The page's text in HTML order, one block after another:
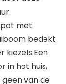
pot met
bedekt
kiezels.Een
in het huis,
van de